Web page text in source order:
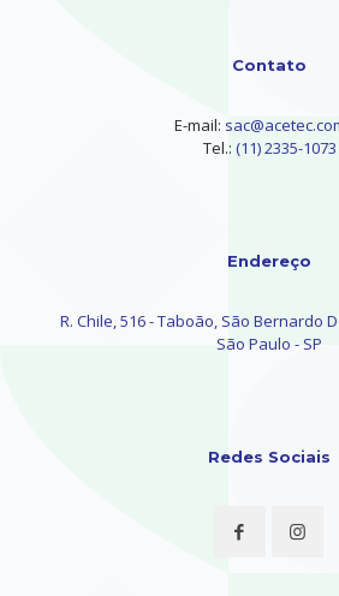
Contato
E-mail:
Tel.: (11) 2335-1073
Endereço
R. Chile, 516 - Taboão, São Bernardo
São Paulo - SP
Redes Sociais